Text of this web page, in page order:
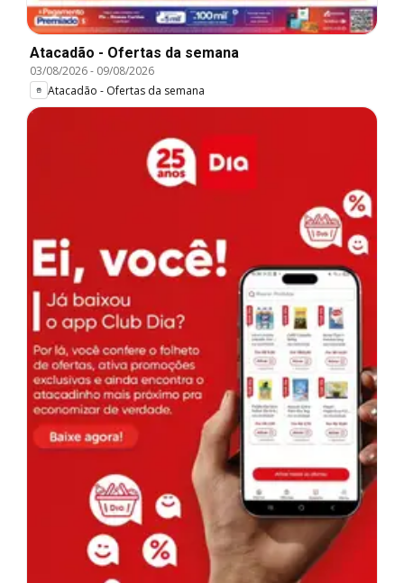
Atacadão - Ofertas da semana
03/08/2026- 09/08/2026
Atacadão - Ofertas da semana